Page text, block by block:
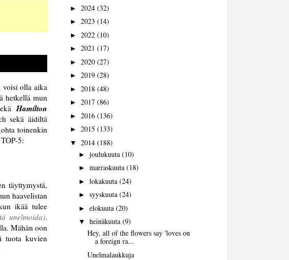
voisi olla aika
hetkellä mun
Hamilton
sekä äidiltä
toinenkin
5:
täyttymystä,
haavelistan
ikää tulee
unelmoida).
Mähän oon
tuota kuvien
► 2024 (32)
► 2023 (14)
► 2022 (10)
► 2021 (17)
► 2020 (27)
► 2019 (28)
► 2018 (48)
► 2017 (86)
► 2016 (136)
► 2015 (133)
▼ 2014 (188)
► joulukuuta (10)
► marraskuuta (18)
► lokakuuta (24)
► syyskuuta (24)
► elokuuta (20)
▼ heinäkuuta (9)
Hey, all of the flowers say 'loves on
a foreign ra...
Unelmalaukkuja